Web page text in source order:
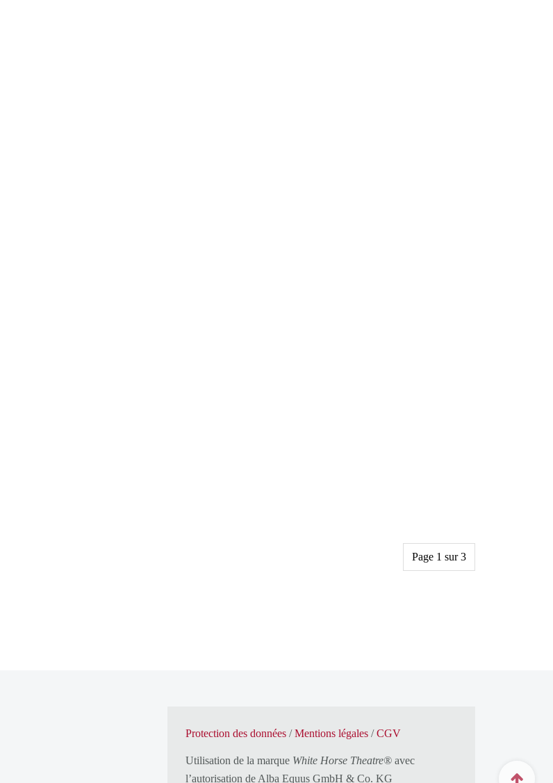
Page 1 sur 3
Protection des données/Mentions légales/CGV
Utilisation de la marque White Horse Theatre®avec
l’autorisation de Alba Equus GmbH & Co. KG